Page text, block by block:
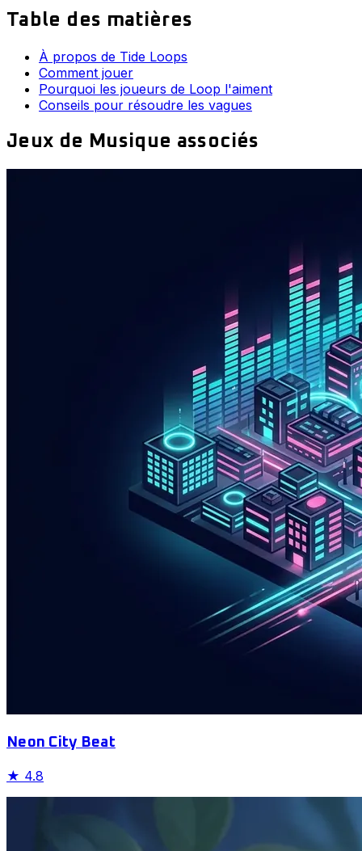
Table des matières
À propos de Tide Loops
Comment jouer
Pourquoi les joueurs de Loop l'aiment
Conseils pour résoudre les vagues
Jeux de Musique associés
Neon City Beat
★ 4.8